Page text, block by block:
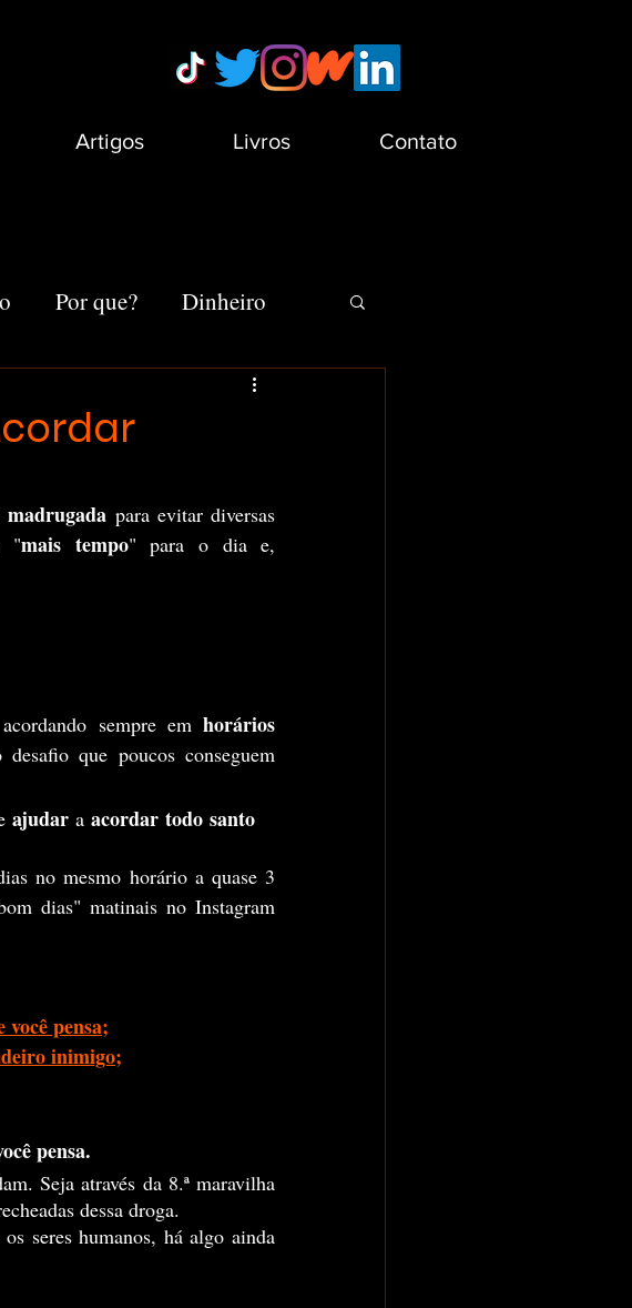
Artigos Livros Contato
Por que? Dinheiro
Minha Vida
madrugada para evitar diversas
"mais tempo" para o dia e,
acordando sempre em
horários
ajudar a acordar todo santo
dias" matinais no Instagram
pensa;
inimigo;
pensa.
Seja através da 8.ª maravilha
dessa droga.